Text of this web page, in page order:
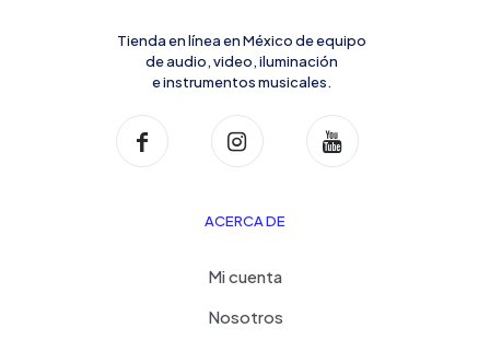
Tienda en línea en México de equipo
de audio, video, iluminación
e instrumentos musicales.
ACERCA DE
Mi cuenta
Nosotros